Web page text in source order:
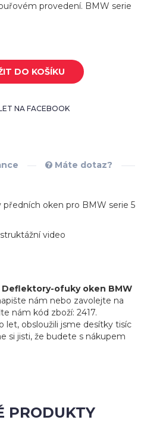
provedení. BMW serie
DO KOŠÍKU
NA FACEBOOK
Máte dotaz?
oken pro BMW serie 5
video
Deflektory-ofuky oken BMW
nám nebo zavolejte na
nám kód zboží: 2417.
let, obsloužili jsme desítky tisíc
si jisti, že budete s nákupem
PRODUKTY